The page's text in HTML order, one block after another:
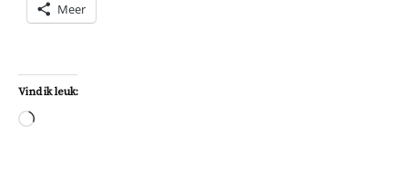
Meer
Vind ik leuk:
Aan